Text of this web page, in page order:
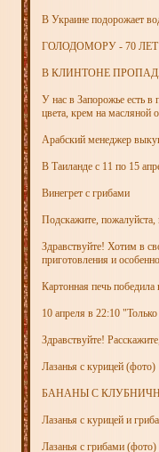
В Украине подорожает
ГОЛОДОМОРУ - 70 ЛЕТ
В КЛИНТОНЕ
У нас в Запорожье есть
цвета, крем на масляной
Арабский менеджер
В Таиланде с 11 по 15
Винегрет с грибами
Подскажите, пожалуйста,
Здравствуйте! Хотим в
приготовления и
Картонная печь победила
10 апреля в 22:10
Здравствуйте!
Лазанья с курицей (фото)
БАНАНЫ С
Лазанья с курицей и
Лазанья с грибами (фото)